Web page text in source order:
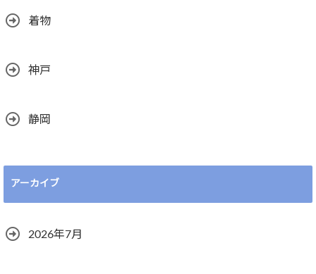
着物
神戸
静岡
アーカイブ
2026年7月